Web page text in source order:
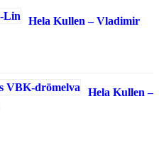
Hela Kullen – Vladimir
Hela Kullen –